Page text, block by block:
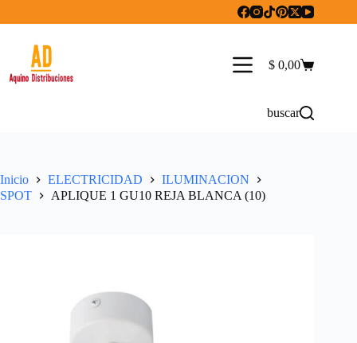
Carro
$ 0,00
buscar
Inicio ELECTRICIDAD
ILUMINACION
SPOT
APLIQUE 1 GU10 REJA BLANCA (10)